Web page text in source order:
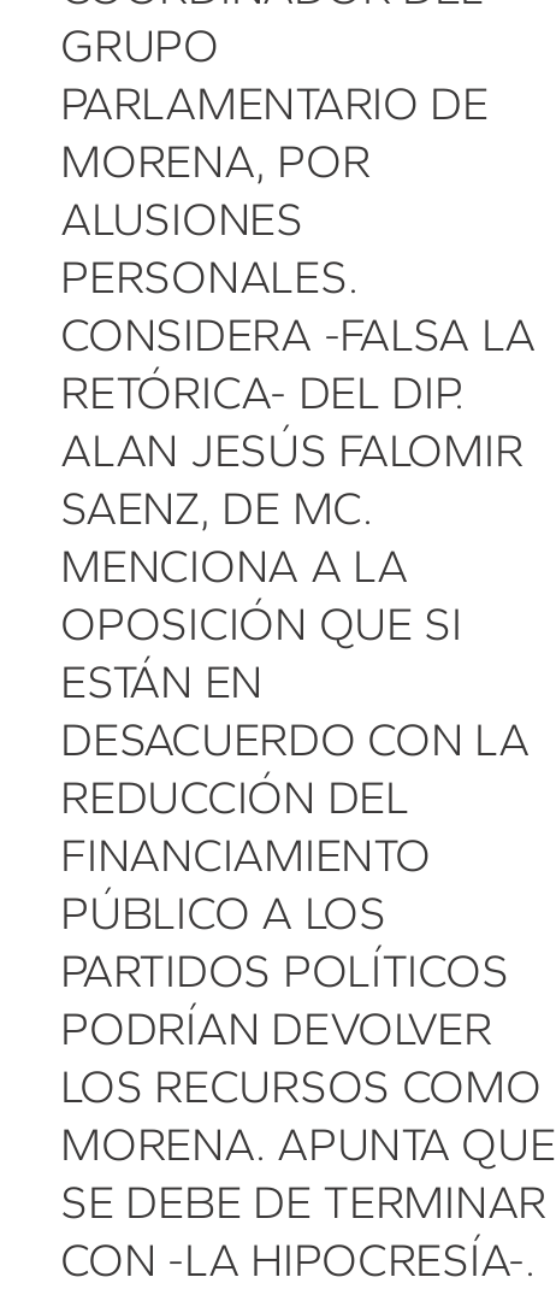
GRUPO
PARLAMENTARIO DE
MORENA, POR
ALUSIONES
PERSONALES.
CONSIDERA -FALSA LA
RETÓRICA- DEL DIP.
ALAN JESÚS FALOMIR
SAENZ, DE MC.
MENCIONA A LA
OPOSICIÓN QUE SI
ESTÁN EN
DESACUERDO CON LA
REDUCCIÓN DEL
FINANCIAMIENTO
PÚBLICO A LOS
PARTIDOS POLÍTICOS
PODRÍAN DEVOLVER
LOS RECURSOS COMO
MORENA. APUNTA QUE
SE DEBE DE TERMINAR
CON -LA HIPOCRESÍA-.